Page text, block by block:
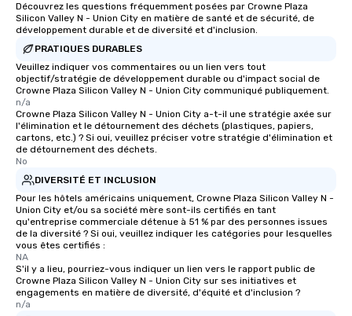
Découvrez les questions fréquemment posées par Crowne Plaza
Silicon Valley N - Union City en matière de santé et de sécurité, de
développement durable et de diversité et d'inclusion.
PRATIQUES DURABLES
Veuillez indiquer vos commentaires ou un lien vers tout
objectif/stratégie de développement durable ou d'impact social de
Crowne Plaza Silicon Valley N - Union City communiqué publiquement.
n/a
Crowne Plaza Silicon Valley N - Union City a-t-il une stratégie axée sur
l'élimination et le détournement des déchets (plastiques, papiers,
cartons, etc.) ? Si oui, veuillez préciser votre stratégie d'élimination et
de détournement des déchets.
No
DIVERSITÉ ET INCLUSION
Pour les hôtels américains uniquement, Crowne Plaza Silicon Valley N -
Union City et/ou sa société mère sont-ils certifiés en tant
qu'entreprise commerciale détenue à 51 % par des personnes issues
de la diversité ? Si oui, veuillez indiquer les catégories pour lesquelles
vous êtes certifiés :
NA
S'il y a lieu, pourriez-vous indiquer un lien vers le rapport public de
Crowne Plaza Silicon Valley N - Union City sur ses initiatives et
engagements en matière de diversité, d'équité et d'inclusion ?
n/a